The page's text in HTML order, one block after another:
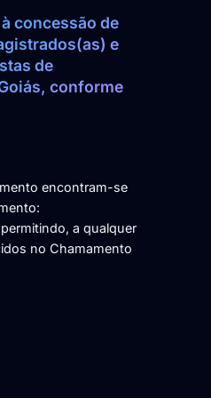
concessão de
e
de
conforme
encontram-se
a qualquer
no Chamamento